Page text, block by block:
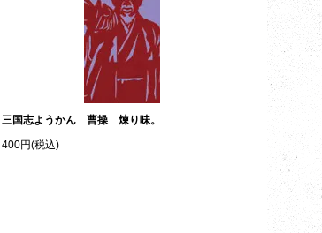
三国志ようかん 曹操 煉り味。
400円(税込)